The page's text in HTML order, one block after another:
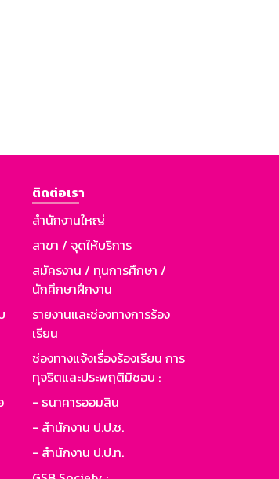
ติดต่อเรา
สำนักงานใหญ่
สาขา / จุดให้บริการ
สมัครงาน / ทุนการศึกษา /
นักศึกษาฝึกงาน
รายงานและช่องทางการร้อง
เรียน
ช่องทางแจ้งเรื่องร้องเรียน การ
ทุจริตและประพฤติมิชอบ :
- ธนาคารออมสิน
- สำนักงาน ป.ป.ช.
- สำนักงาน ป.ป.ท.